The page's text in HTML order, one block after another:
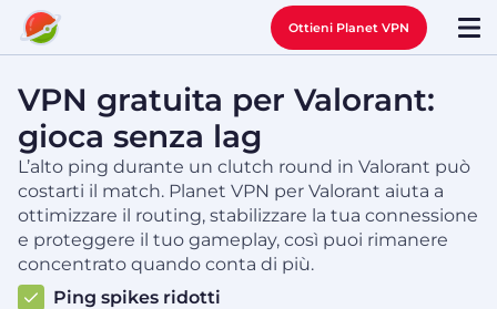
Ottieni Planet VPN
VPN gratuita per Valorant:
gioca senza lag
L’alto ping durante un clutch round in Valorant può
costarti il match. Planet VPN per Valorant aiuta a
ottimizzare il routing, stabilizzare la tua connessione
e proteggere il tuo gameplay, così puoi rimanere
concentrato quando conta di più.
Ping spikes ridotti